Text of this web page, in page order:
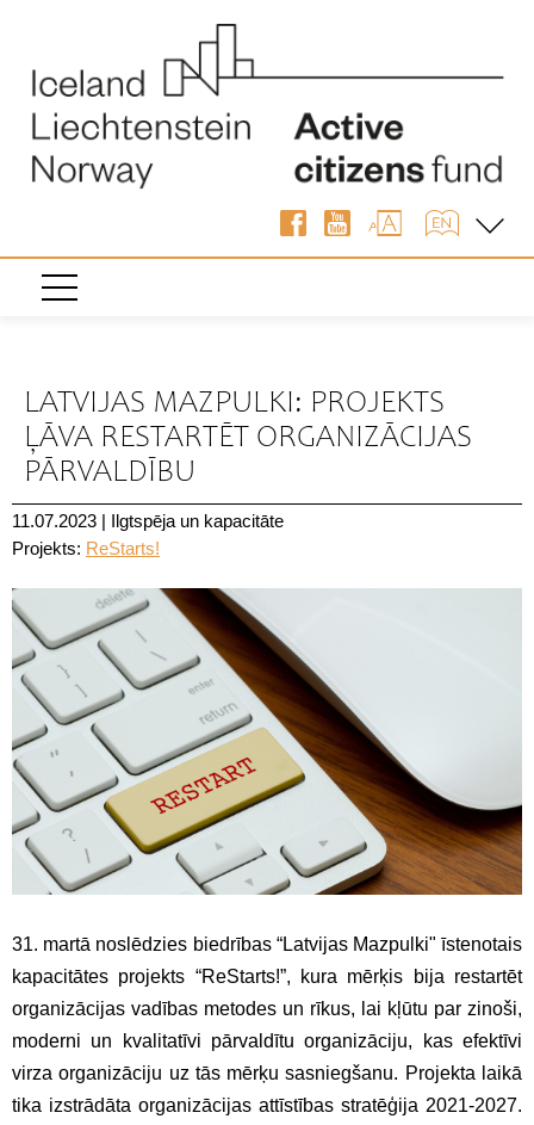
LATVIJAS MAZPULKI: PROJEKTS
ĻĀVA RESTARTĒT ORGANIZĀCIJAS
PĀRVALDĪBU
11.07.2023 | Ilgtspēja un kapacitāte
Projekts: ReStarts!
31. martā noslēdzies biedrības “Latvijas Mazpulki" īstenotais
kapacitātes projekts “ReStarts!”, kura mērķis bija restartēt
organizācijas vadības metodes un rīkus, lai kļūtu par zinoši,
moderni un kvalitatīvi pārvaldītu organizāciju, kas efektīvi
virza organizāciju uz tās mērķu sasniegšanu. Projekta laikā
tika izstrādāta organizācijas attīstības stratēģija 2021-2027.